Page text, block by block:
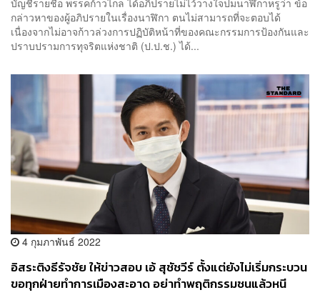
กล่าวหาของผู้อภิปรายในเรื่องนาฬิกา ตนไม่สามารถที่จะตอบได้
เนื่องจากไม่อาจก้าวล่วงการปฏิบัติหน้าที่ของคณะกรรมการป้องกันและ
ปราบปรามการทุจริตแห่งชาติ (ป.ป.ช.) ได้...
4 กุมภาพันธ์ 2022
อิสระติงธีรัจชัย ให้ข่าวสอบ เอ้ สุชัชวีร์ ตั้งแต่ยังไม่เริ่มกระบวน
ขอทุกฝ่ายทำการเมืองสะอาด อย่าทำพฤติกรรมชนแล้วหนี